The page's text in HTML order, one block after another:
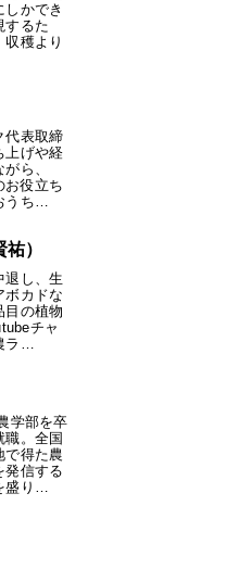
かでき
するた
穫より
代表取締
上げや経
ら、
お役立ち
うち…
）
退し、生
ボカドな
目の植物
チャ
ラ…
学部を卒
職。全国
で得た農
発信する
盛り…